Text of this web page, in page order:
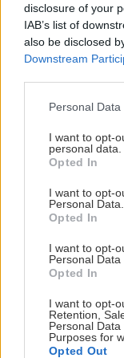
disclosure of your
IAB’s list of
also be disclosed
Downstream
Please note that
not limited to your
grant or deny
use your data for
consent section.
Personal
I want to opt-
personal data.
Opted In
I want to opt-
Personal Data.
Opted In
I want to opt-
Personal Data
Opted In
I want to opt-
Retention,
Personal
Purposes for
Opted Out
Η διοργάνωση
που οι
Ουλάν Μπατόρ,
μοτοσικλετών
περιπέτεια θα
ολοκληρωθεί